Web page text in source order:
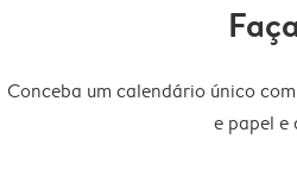
Conceba um calendário único
e papel e